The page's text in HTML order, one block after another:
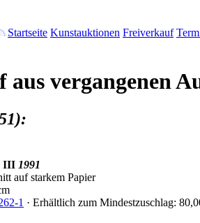
Startseite Kunstauktionen Freiverkauf
aus vergangenen
III 1991
auf starkem Papier
1 · Erhältlich zum Mindestzuschlag: